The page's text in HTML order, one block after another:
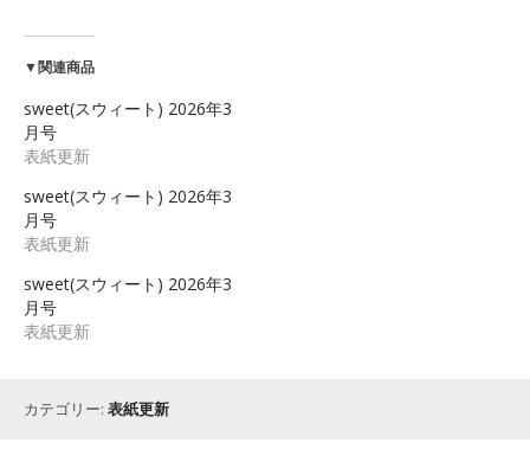
▼関連商品
sweet(スウィート) 2026年3
月号
表紙更新
sweet(スウィート) 2026年3
月号
表紙更新
sweet(スウィート) 2026年3
月号
表紙更新
カテゴリー: 表紙更新